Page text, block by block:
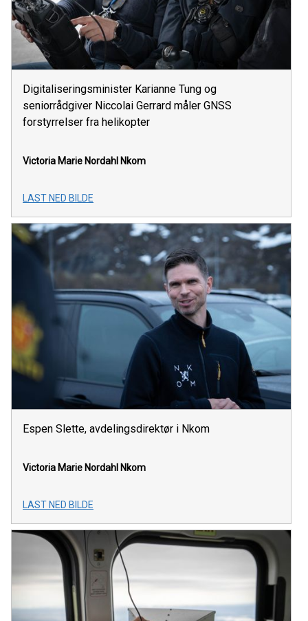
Digitaliseringsminister Karianne Tung og
seniorrådgiver Niccolai Gerrard måler GNSS
forstyrrelser fra helikopter
Victoria Marie Nordahl Nkom
LAST NED BILDE
Espen Slette, avdelingsdirektør i Nkom
Victoria Marie Nordahl Nkom
LAST NED BILDE